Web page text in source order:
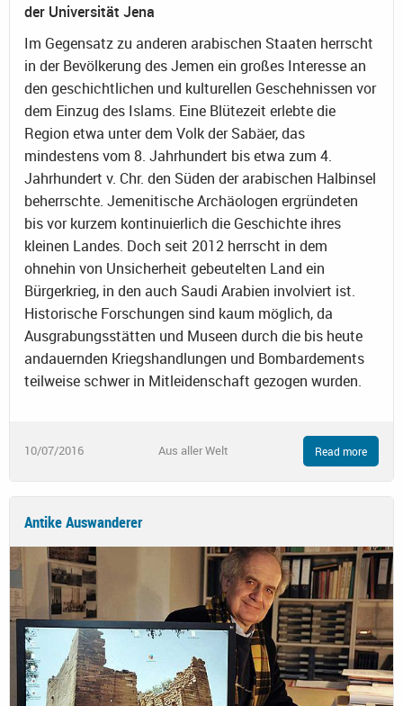
der Universität Jena
Im Gegensatz zu anderen arabischen Staaten herrscht
in der Bevölkerung des Jemen ein großes Interesse an
den geschichtlichen und kulturellen Geschehnissen vor
dem Einzug des Islams. Eine Blütezeit erlebte die
Region etwa unter dem Volk der Sabäer, das
mindestens vom 8. Jahrhundert bis etwa zum 4.
Jahrhundert v. Chr. den Süden der arabischen Halbinsel
beherrschte. Jemenitische Archäologen ergründeten
bis vor kurzem kontinuierlich die Geschichte ihres
kleinen Landes. Doch seit 2012 herrscht in dem
ohnehin von Unsicherheit gebeutelten Land ein
Bürgerkrieg, in den auch Saudi Arabien involviert ist.
Historische Forschungen sind kaum möglich, da
Ausgrabungsstätten und Museen durch die bis heute
andauernden Kriegshandlungen und Bombardements
teilweise schwer in Mitleidenschaft gezogen wurden.
10/07/2016 Aus aller Welt Read more
Antike Auswanderer